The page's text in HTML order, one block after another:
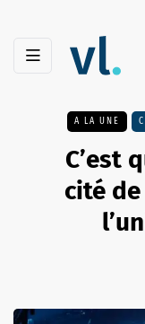
A LA UNE
C’est
cité